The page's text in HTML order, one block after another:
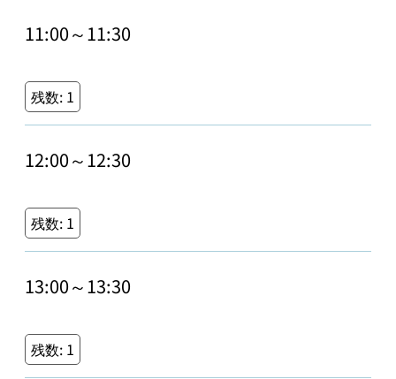
11:00～11:30
残数: 1
12:00～12:30
残数: 1
13:00～13:30
残数: 1